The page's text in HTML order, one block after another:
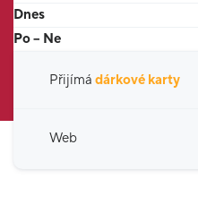
Dnes
Po – Ne
Přijímá dárkové karty
Web